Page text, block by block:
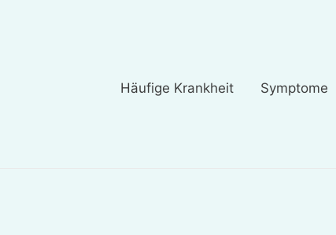
Häufige Krankheit Symptome